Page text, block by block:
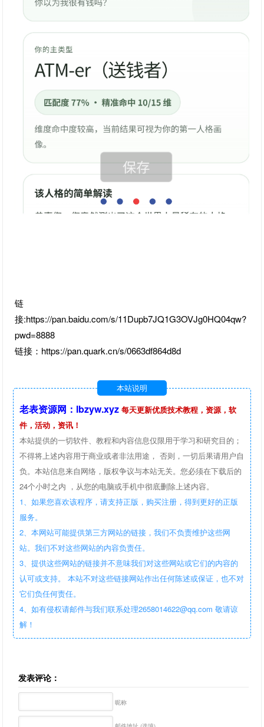
链
接:https://pan.baidu.com/s/11Dupb7JQ1G3OVJg0HQ04qw?
pwd=8888
链接：https://pan.quark.cn/s/0663df864d8d
本站说明
老表资源网：lbzyw.xyz 每天更新优质技术教程，资源，软
件，活动，资讯！
本站提供的一切软件、教程和内容信息仅限用于学习和研究目的；
不得将上述内容用于商业或者非法用途， 否则，一切后果请用户自
负。本站信息来自网络，版权争议与本站无关。您必须在下载后的
24个小时之内 ，从您的电脑或手机中彻底删除上述内容。
1、如果您喜欢该程序，请支持正版，购买注册，得到更好的正版
服务。
2、本网站可能提供第三方网站的链接，我们不负责维护这些网
站。我们不对这些网站的内容负责任。
3、提供这些网站的链接并不意味我们对这些网站或它们的内容的
认可或支持。 本站不对这些链接网站作出任何陈述或保证，也不对
它们负任何责任。
4、如有侵权请邮件与我们联系处理2658014622@qq.com 敬请谅
解！
发表评论：
昵称